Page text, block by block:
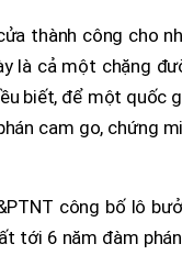
thành công cho
là cả một chặng
biết, để một quốc
cam go, chứng
công bố lô
tới 6 năm đàm